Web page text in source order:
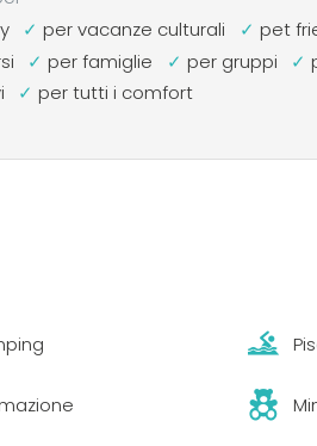
per vacanze culturali pet
per famiglie per gruppi
per tutti i comfort